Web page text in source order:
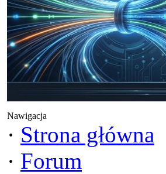
Nawigacja
· Strona główna
· Forum